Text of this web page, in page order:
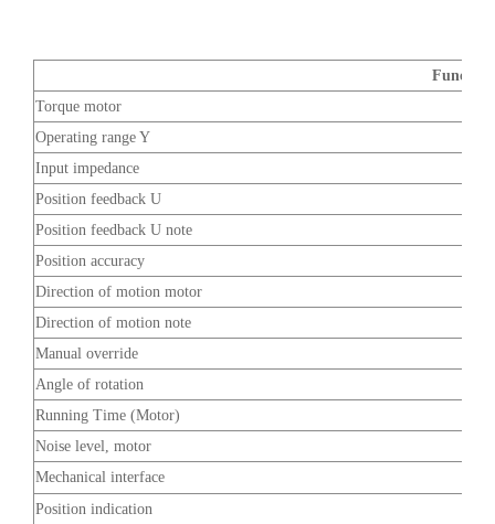
Torque motor
Operating range Y
Input impedance
Position feedback U
Position feedback U note
Position accuracy
Direction of motion motor
Direction of motion note
Manual override
Angle of rotation
Running Time (Motor)
Noise level, motor
Mechanical interface
Position indication